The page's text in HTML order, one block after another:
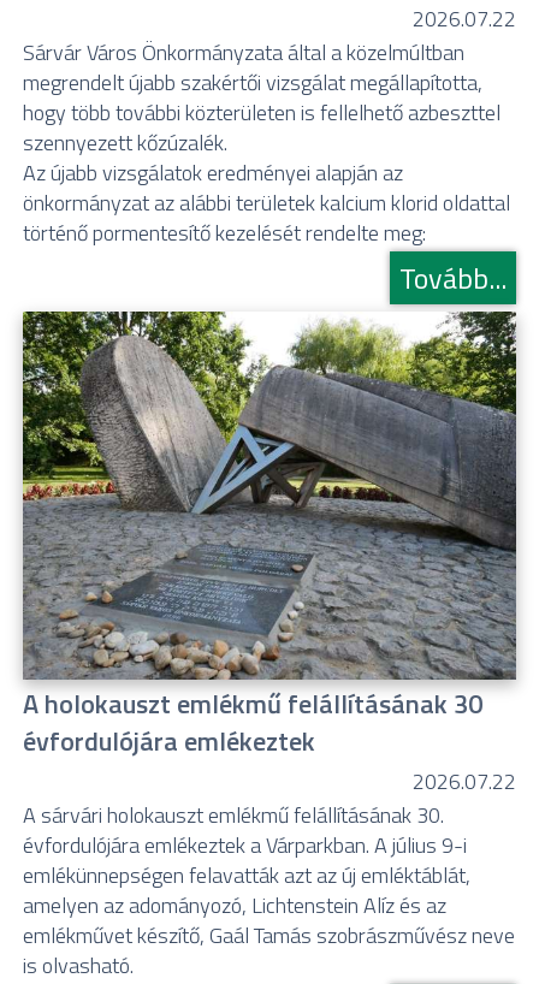
2026.07.22
Sárvár Város Önkormányzata által a közelmúltban
megrendelt újabb szakértői vizsgálat megállapította,
hogy több további közterületen is fellelhető azbeszttel
szennyezett kőzúzalék.
Az újabb vizsgálatok eredményei alapján az
önkormányzat az alábbi területek kalcium klorid oldattal
történő pormentesítő kezelését rendelte meg:
Tovább...
A holokauszt emlékmű felállításának 30
évfordulójára emlékeztek
2026.07.22
A sárvári holokauszt emlékmű felállításának 30.
évfordulójára emlékeztek a Várparkban. A július 9-i
emlékünnepségen felavatták azt az új emléktáblát,
amelyen az adományozó, Lichtenstein Alíz és az
emlékművet készítő, Gaál Tamás szobrászművész neve
is olvasható.